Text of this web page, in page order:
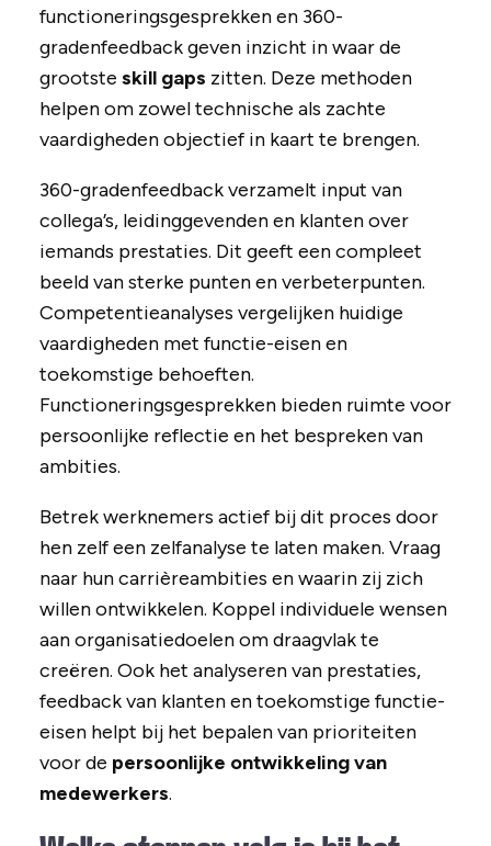
functioneringsgesprekken en 360-
gradenfeedback geven inzicht in waar de
grootste skill gaps zitten. Deze methoden
helpen om zowel technische als zachte
vaardigheden objectief in kaart te brengen.
360-gradenfeedback verzamelt input van
collega’s, leidinggevenden en klanten over
iemands prestaties. Dit geeft een compleet
beeld van sterke punten en verbeterpunten.
Competentieanalyses vergelijken huidige
vaardigheden met functie-eisen en
toekomstige behoeften.
Functioneringsgesprekken bieden ruimte voor
persoonlijke reflectie en het bespreken van
ambities.
Betrek werknemers actief bij dit proces door
hen zelf een zelfanalyse te laten maken. Vraag
naar hun carrièreambities en waarin zij zich
willen ontwikkelen. Koppel individuele wensen
aan organisatiedoelen om draagvlak te
creëren. Ook het analyseren van prestaties,
feedback van klanten en toekomstige functie-
eisen helpt bij het bepalen van prioriteiten
voor de persoonlijke ontwikkeling van
medewerkers.